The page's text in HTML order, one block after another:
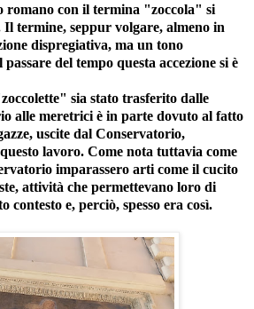
romano con il termina "zoccola" si
termine, seppur volgare, almeno in
dispregiativa, ma un tono
del tempo questa accezione si è
sia stato trasferito dalle
alle meretrici è in parte dovuto al fatto
uscite dal Conservatorio,
lavoro. Come nota tuttavia come
imparassero arti come il cucito
attività che permettevano loro di
contesto e, perciò, spesso era così.